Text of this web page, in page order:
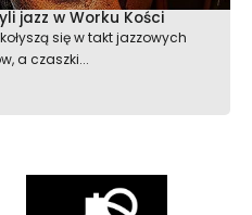
jazz w Worku Kości
się w takt jazzowych
a czaszki...